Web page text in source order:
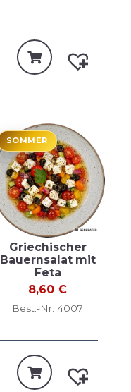
SOMMER
Griechischer
Bauernsalat mit
Feta
8,60 €
Best.-Nr: 4007